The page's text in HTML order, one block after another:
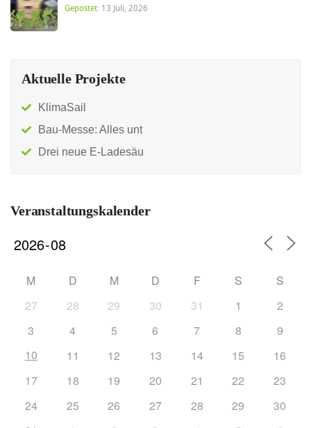
Gepostet: 13 Juli, 2026
Aktuelle Projekte
KlimaSail
Bau-Messe: Alles unt
Drei neue E-Ladesäu
Veranstaltungskalender
M D M D F S
S
27
28 29 30 31 1
2
3
4 5 6 7 8
9
10
11 12 13 14 15
16
17
18 19 20 21 22
23
24
25 26 27 28 29
30